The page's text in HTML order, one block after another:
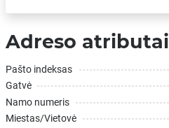
Adreso atributai
Pašto indeksas
Gatvė
Namo numeris
Miestas/Vietovė